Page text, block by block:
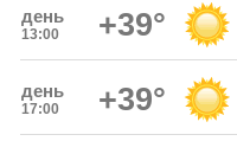
день
13:00 +39°
день
17:00 +39°